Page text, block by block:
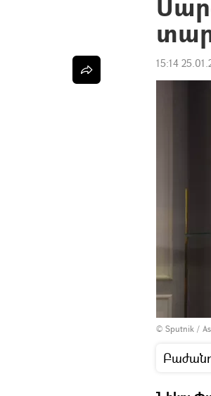
15:14
© Sputnik /